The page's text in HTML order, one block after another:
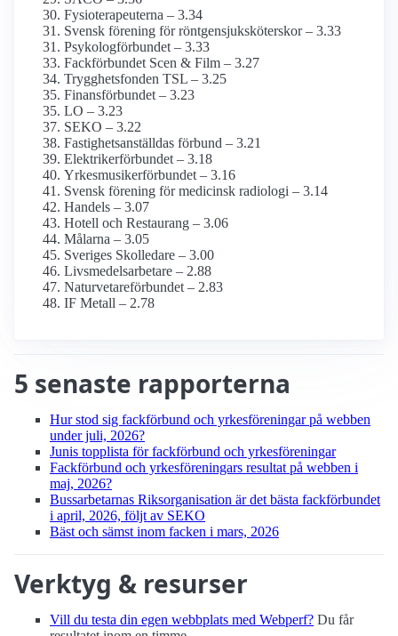
Fysioterapeuterna – 3.34
Svensk förening för röntgensjuksköterskor – 3.33
Psykolog­förbundet – 3.33
Fackförbundet Scen & Film – 3.27
Trygghetsfonden TSL – 3.25
Finans­förbundet – 3.23
LO – 3.23
SEKO – 3.22
Fastighets­anställdas förbund – 3.21
Elektriker­förbundet – 3.18
Yrkesmusiker­förbundet – 3.16
Svensk förening för medicinsk radiologi – 3.14
Handels – 3.07
Hotell och Restaurang – 3.06
Målarna – 3.05
Sveriges Skolledare – 3.00
Livsmedels­arbetare – 2.88
Naturvetare­förbundet – 2.83
IF Metall – 2.78
5 senaste rapporterna
Hur stod sig fackförbund och yrkesföreningar på webben
under juli, 2026?
Junis topplista för fackförbund och yrkesföreningar
Fackförbund och yrkesföreningars resultat på webben i
maj, 2026?
Bussarbetarnas Riksorganisation är det bästa fackförbundet
i april, 2026, följt av SEKO
Bäst och sämst inom facken i mars, 2026
Verktyg & resurser
Vill du testa din egen webbplats med Webperf? Du får